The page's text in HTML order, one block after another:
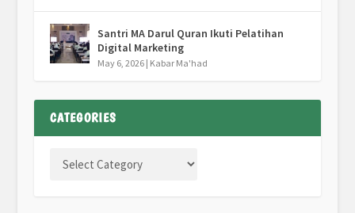
Santri MA Darul Quran Ikuti Pelatihan
Digital Marketing
May 6, 2026| Kabar Ma'had
CATEGORIES